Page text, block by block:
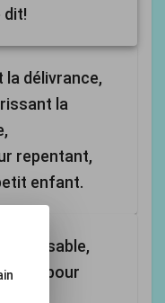
dit!
la délivrance,
la
repentant,
enfant.
pour